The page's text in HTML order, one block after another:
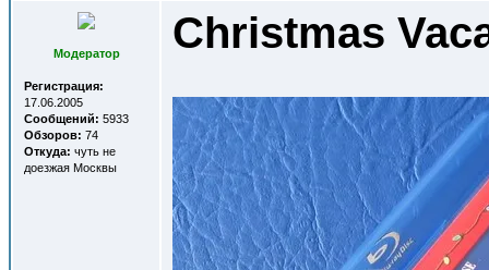
Модератор
Регистрация:
17.06.2005
Сообщений: 5933
Обзоров: 74
Откуда: чуть не
доезжая Москвы
Christmas